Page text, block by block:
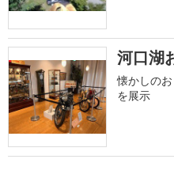
河口湖
懐かしの
を展示